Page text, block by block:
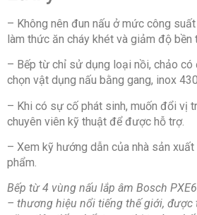
– Không nên đun nấu ở mức công
làm thức ăn cháy khét và giảm độ bền
– Bếp từ chỉ sử dụng loại nồi, chảo có
chọn vật dụng nấu bằng gang, inox
– Khi có sự cố phát sinh, muốn đổi vị
chuyên viên kỹ thuật để được hỗ trợ.
– Xem kỹ hướng dẫn của nhà sản
phẩm.
Bếp từ 4 vùng nấu lắp âm Bosch
– thương hiệu nổi tiếng thế giới,